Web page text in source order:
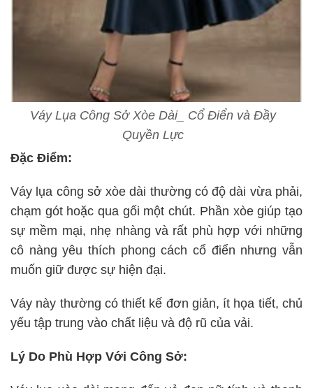
Váy Lụa Công Sở Xòe Dài_ Cổ Điển và Đầy
Quyền Lực
Đặc Điểm:
Váy lụa công sở xòe dài thường có độ dài vừa phải,
chạm gót hoặc qua gối một chút. Phần xòe giúp tạo
sự mềm mại, nhẹ nhàng và rất phù hợp với những
cô nàng yêu thích phong cách cổ điển nhưng vẫn
muốn giữ được sự hiện đại.
Váy này thường có thiết kế đơn giản, ít họa tiết, chủ
yếu tập trung vào chất liệu và độ rũ của vải.
Lý Do Phù Hợp Với Công Sở: